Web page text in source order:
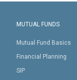
MUTUAL FUNDS
Mutual Fund Basics
Financial Planning
SIP